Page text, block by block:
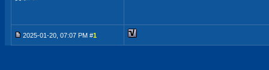
2025-01-20, 07:07 PM #1